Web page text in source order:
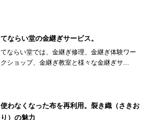
てならい堂の金継ぎサービス。
てならい堂では、金継ぎ修理、金継ぎ体験ワー
クショップ、金継ぎ教室と様々な金継ぎサ...
使わなくなった布を再利用。裂き織（さきお
り）の魅力